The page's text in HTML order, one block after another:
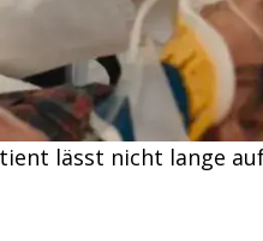
lässt nicht lange